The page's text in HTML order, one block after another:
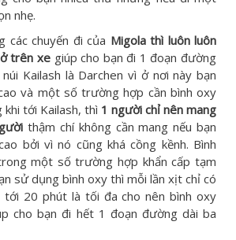
nhẹ.
các chuyến đi của Migola thì luôn luôn
trên xe giúp cho bạn đi 1 đoạn đường
Kailash là Darchen vì ở nơi này bạn
và một số trường hợp cần bình oxy
khi tới Kailash, thì 1 người chỉ nên mang
thậm chí không cần mang nếu bạn
bởi vì nó cũng khá cồng kềnh. Bình
một số trường hợp khẩn cấp tạm
sử dụng bình oxy thì mỗi lần xịt chỉ có
20 phút là tối đa cho nên bình oxy
cho bạn đi hết 1 đoạn đường dài ba